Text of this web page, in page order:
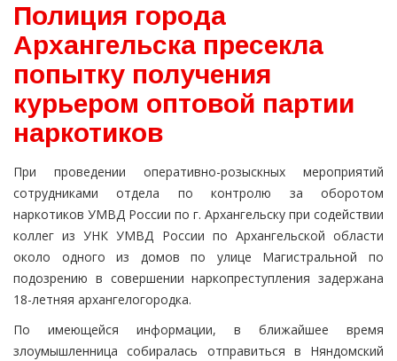
Полиция города
Архангельска пресекла
попытку получения
курьером оптовой партии
наркотиков
При проведении оперативно-розыскных мероприятий
сотрудниками отдела по контролю за оборотом
наркотиков УМВД России по г. Архангельску при содействии
коллег из УНК УМВД России по Архангельской области
около одного из домов по улице Магистральной по
подозрению в совершении наркопреступления задержана
18-летняя архангелогородка.
По имеющейся информации, в ближайшее время
злоумышленница собиралась отправиться в Няндомский